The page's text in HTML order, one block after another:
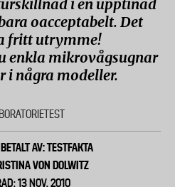
i en upptinad
oacceptabelt. Det
fritt utrymme!
enkla mikrovågsugnar
i några modeller.
AV: TESTFAKTA
VON DOLWITZ
13 NOV, 2010